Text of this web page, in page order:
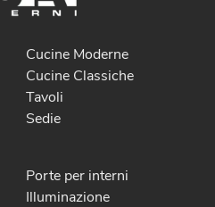
Cucine Moderne
Cucine Classiche
Tavoli
Sedie
Porte per interni
Illuminazione